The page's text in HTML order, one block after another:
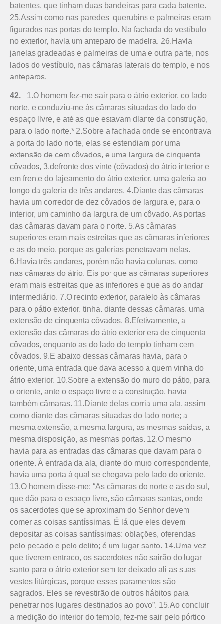
batentes, que tinham duas bandeiras para cada batente.
25.Assim como nas paredes, querubins e palmeiras eram
figurados nas portas do templo. Na fachada do vestíbulo
no exterior, havia um anteparo de madeira. 26.Havia
janelas gradeadas e palmeiras de uma e outra parte, nos
lados do vestíbulo, nas câmaras laterais do templo, e nos
anteparos.
42. 1.O homem fez-me sair para o átrio exterior, do lado
norte, e conduziu-me às câmaras situadas do lado do
espaço livre, e até as que estavam diante da construção,
para o lado norte.* 2.Sobre a fachada onde se encontrava
a porta do lado norte, elas se estendiam por uma
extensão de cem côvados, e uma largura de cinquenta
côvados, 3.defronte dos vinte (côvados) do átrio interior e
em frente do lajeamento do átrio exterior, uma galeria ao
longo da galeria de três andares. 4.Diante das câmaras
havia um corredor de dez côvados de largura e, para o
interior, um caminho da largura de um côvado. As portas
das câmaras davam para o norte. 5.As câmaras
superiores eram mais estreitas que as câmaras inferiores
e as do meio, porque as galerias penetravam nelas.
6.Havia três andares, porém não havia colunas, como
nas câmaras do átrio. Eis por que as câmaras superiores
eram mais estreitas que as inferiores e que as do andar
intermediário. 7.O recinto exterior, paralelo às câmaras
para o pátio exterior, tinha, diante dessas câmaras, uma
extensão de cinquenta côvados. 8.Efetivamente, a
extensão das câmaras do átrio exterior era de cinquenta
côvados, enquanto as do lado do templo tinham cem
côvados. 9.E abaixo dessas câmaras havia, para o
oriente, uma entrada que dava acesso a quem vinha do
átrio exterior. 10.Sobre a extensão do muro do pátio, para
o oriente, ante o espaço livre e a construção, havia
também câmaras. 11.Diante delas corria uma ala, assim
como diante das câmaras situadas do lado norte; a
mesma extensão, a mesma largura, as mesmas saídas, a
mesma disposição, as mesmas portas. 12.O mesmo
havia para as entradas das câmaras que davam para o
oriente. À entrada da ala, diante do muro correspondente,
havia uma porta à qual se chegava pelo lado do oriente.
13.O homem disse-me: “As câmaras do norte e as do sul,
que dão para o espaço livre, são câmaras santas, onde
os sacerdotes que se aproximam do Senhor devem
comer as coisas santíssimas. É lá que eles devem
depositar as coisas santíssimas: oblações, oferendas
pelo pecado e pelo delito; é um lugar santo. 14.Uma vez
que tiverem entrado, os sacerdotes não sairão do lugar
santo para o átrio exterior sem ter deixado ali as suas
vestes litúrgicas, porque esses paramentos são
sagrados. Eles se revestirão de outros hábitos para
penetrar nos lugares destinados ao povo”. 15.Ao concluir
a medição do interior do templo, fez-me sair pelo pórtico